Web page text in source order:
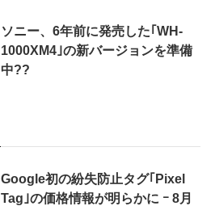
ソニー、6年前に発売した｢WH-
1000XM4｣の新バージョンを準備
中??
Google初の紛失防止タグ｢Pixel
Tag｣の価格情報が明らかに ｰ 8月